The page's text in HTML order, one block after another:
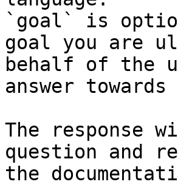
`goal` is
goal you are
behalf of the
answer
The response
question and
the